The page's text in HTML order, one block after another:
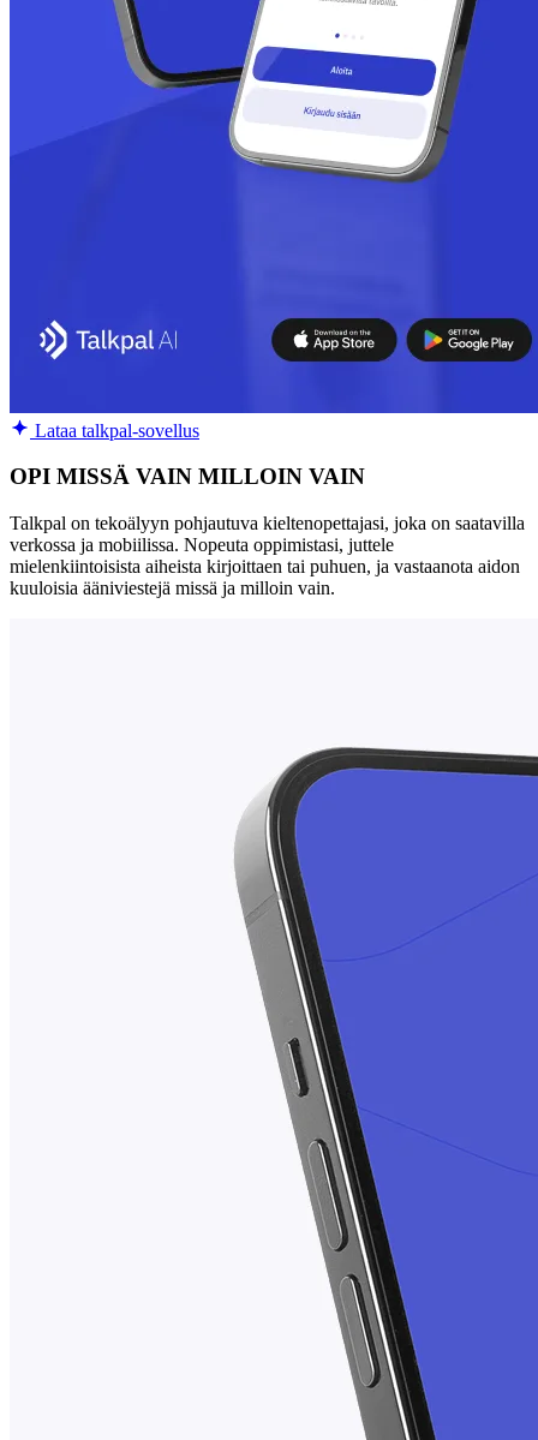
Lataa talkpal-sovellus
OPI MISSÄ VAIN MILLOIN VAIN
Talkpal on tekoälyyn pohjautuva kieltenopettajasi, joka on saatavilla
verkossa ja mobiilissa. Nopeuta oppimistasi, juttele
mielenkiintoisista aiheista kirjoittaen tai puhuen, ja vastaanota aidon
kuuloisia ääniviestejä missä ja milloin vain.